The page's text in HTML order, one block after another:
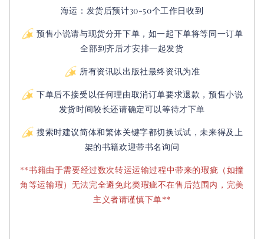
海运：发货后预计30-50个工作日收到
预售小说请与现货分开下单，如一起下单将等同一订单
全部到齐后才安排一起发货
所有资讯以出版社最终资讯为准
下单后不接受以任何理由取消订单要求退款，预售小说
发货时间较长还请确定可以等待才下单
搜索时建议简体和繁体关键字都切换试试，未来得及上
架的书籍欢迎带书名询问
**书籍由于需要经过数次转运运输过程中带来的瑕疵（如撞
角等运输瑕）无法完全避免此类瑕疵不在售后范围内，完美
主义者请谨慎下单**